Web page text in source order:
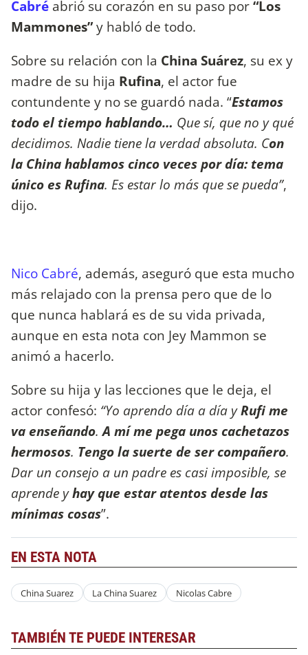
Cabré abrió su corazón en su paso por“Los
Mammones”y habló de todo.
Sobre su relación con la China Suárez, su ex y
madre de su hija Rufina, el actor fue
contundente y no se guardó nada. “Estamos
todo el tiempo hablando… Que sí, que no y qué
decidimos. Nadie tiene la verdad absoluta. Con
la China hablamos cinco veces por día: tema
único es Rufina. Es estar lo más que se pueda”,
dijo.
Nico Cabré, además, aseguró que esta mucho
más relajado con la prensa pero que de lo
que nunca hablará es de su vida privada,
aunque en esta nota con Jey Mammon se
animó a hacerlo.
Sobre su hija y las lecciones que le deja, el
actor confesó: “Yo aprendo día a día yRufi me
va enseñando.A mí me pega unos cachetazos
hermosos. Tengo la suerte de ser compañero.
Dar un consejo a un padre es casi imposible, se
aprende yhay que estar atentos desde las
mínimas cosas”.
EN ESTA NOTA
China Suarez La China Suarez Nicolas Cabre
TAMBIÉN TE PUEDE INTERESAR